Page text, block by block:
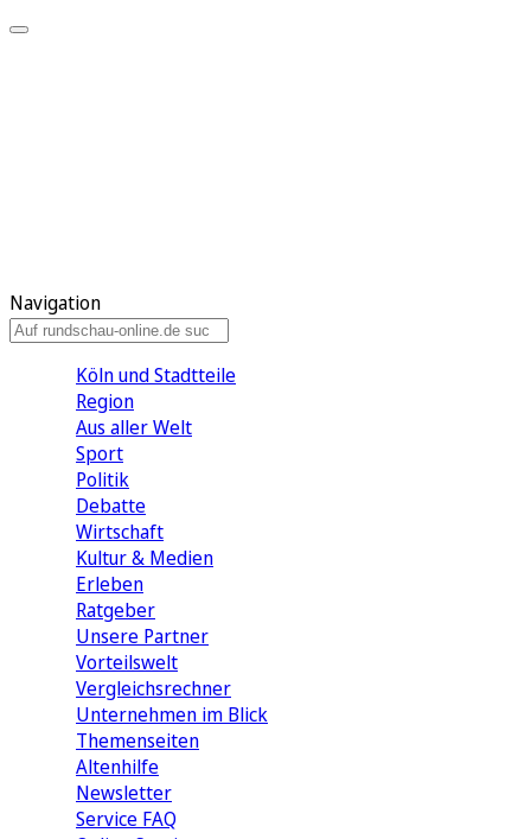
Navigation
Köln und Stadtteile
Region
Aus aller Welt
Sport
Politik
Debatte
Wirtschaft
Kultur & Medien
Erleben
Ratgeber
Unsere Partner
Vorteilswelt
Vergleichsrechner
Unternehmen im Blick
Themenseiten
Altenhilfe
Newsletter
Service FAQ